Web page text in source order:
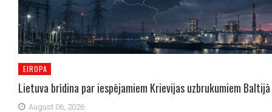
EIROPA
Lietuva brīdina par iespējamiem Krievijas uzbrukumiem Baltijā
August 06, 2026